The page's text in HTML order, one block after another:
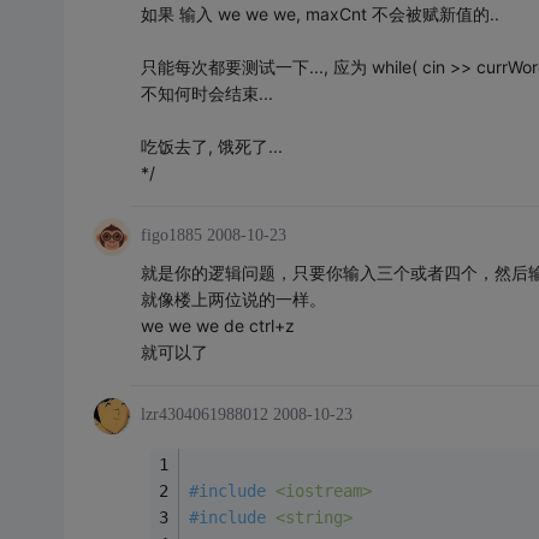
如果 输入 we we we, maxCnt 不会被赋新值的..
只能每次都要测试一下..., 应为 while( cin >>
不知何时会结束...
吃饭去了, 饿死了...
*/
figo1885 2008-10-23
就是你的逻辑问题，只要你输入三个或者四个，然后
就像楼上两位说的一样。
we we we de ctrl+z
就可以了
lzr4304061988012 2008-10-23
#include <iostream>
#include <string>